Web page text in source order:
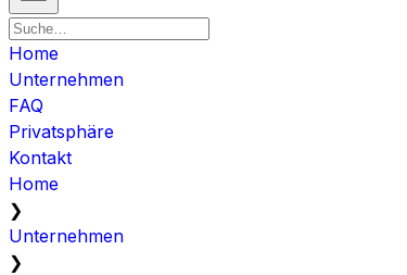
Home
Unternehmen
FAQ
Privatsphäre
Kontakt
Home
❯
Unternehmen
❯